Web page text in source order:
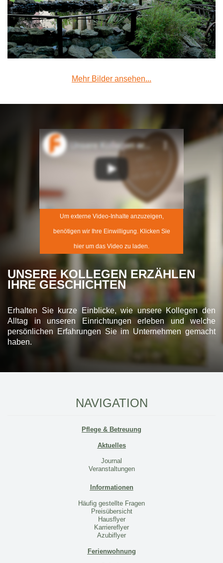
Mehr Bilder ansehen...
Um externe Video-Inhalte anzuzeigen,
benötigen wir Ihre Einwilligung. Klicken Sie
hier um das Video zu laden.
UNSERE KOLLEGEN ERZÄHLEN
IHRE GESCHICHTEN
Erhalten Sie kurze Einblicke, wie unsere Kollegen den
Alltag in unseren Einrichtungen erleben und welche
persönlichen Erfahrungen Sie im Unternehmen gemacht
haben.
NAVIGATION
Pflege & Betreuung
Aktuelles
Journal
Veranstaltungen
Informationen
Häufig gestellte Fragen
Preisübersicht
Hausflyer
Karriereflyer
Azubiflyer
Ferienwohnung